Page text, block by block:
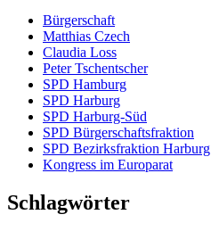
Bürgerschaft
Matthias Czech
Claudia Loss
Peter Tschentscher
SPD Hamburg
SPD Harburg
SPD Harburg-Süd
SPD Bürgerschaftsfraktion
SPD Bezirksfraktion Harburg
Kongress im Europarat
Schlagwörter